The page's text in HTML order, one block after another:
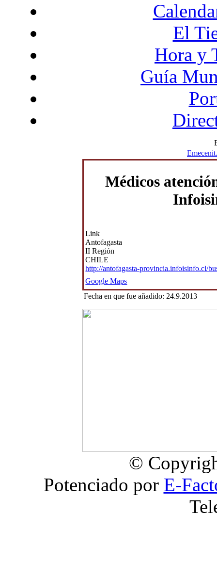
El
Hora y
Guía
Médicos
Link
Antofagasta
II Región
CHILE
http://antofagasta-provincia.infoisinfo.cl/
Google Maps
Fecha en que fue añadido: 24.9.2013
©
Potenciado por E-